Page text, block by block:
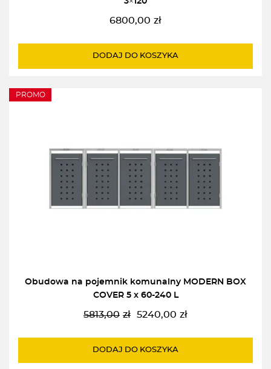
6800,00 zł
DODAJ DO KOSZYKA
PROMO
Obudowa na pojemnik komunalny MODERN BOX
COVER 5 x 60-240 L
5813,00 zł
Pierwotna
wynosiła:
5240,00 zł
Aktualna
wynosi:
DODAJ DO KOSZYKA